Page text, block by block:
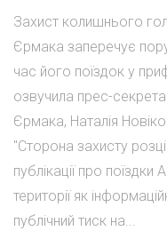
Захист колишнього
Єрмака заперечує
час його поїздок у
озвучила прес-
Єрмака, Наталія
"Сторона захисту
публікації про
території як
публічний тиск на...